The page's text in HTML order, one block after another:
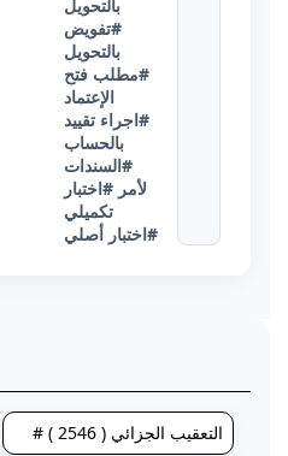
بالتحويل
#تفويض
بالتحويل
#مطلب فتح
الإعتماد
#اجراء تقييد
بالحساب
#السندات
لأمر #اختبار
تكميلي
#اختبار أصلي
# التعقيب الجزائي ( 2546 )